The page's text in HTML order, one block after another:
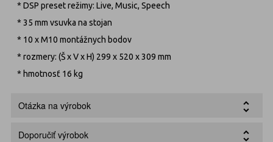
* DSP preset režimy: Live, Music, Speech
* 35 mm vsuvka na stojan
* 10 x M10 montážnych bodov
* rozmery: (Š x V x H) 299 x 520 x 309 mm
* hmotnosť 16 kg
Otázka na výrobok
Doporučiť výrobok